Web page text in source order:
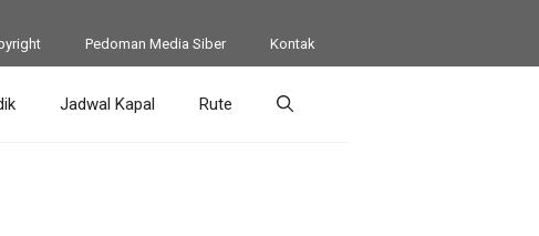
Pedoman Media Siber Kontak
Jadwal Kapal Rute